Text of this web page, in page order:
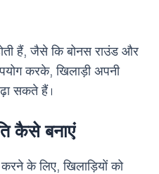
हैं, जैसे कि बोनस राउंड और
करके, खिलाड़ी अपनी
सकते हैं।
कैसे बनाएं
के लिए, खिलाड़ियों को